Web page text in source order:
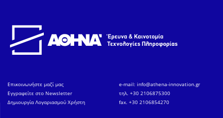
Eπικοινωνήστε μαζί μας
Εγγραφείτε στο Newsletter
Δημιουργία Λογαριασμού Χρήστη
e-mail: info@athena-innovation.gr
τηλ. +30 2106875300
fax. +30 2106854270